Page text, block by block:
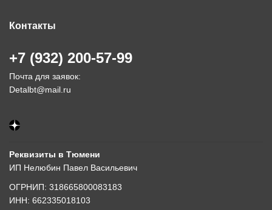
Контакты
+7 (932) 200-57-99
Почта для заявок:
Detalbt@mail.ru
Реквизиты в Тюмени
ИП Нелюбин Павел Васильевич
ОГРНИП: 318665800083183
ИНН: 662335018103